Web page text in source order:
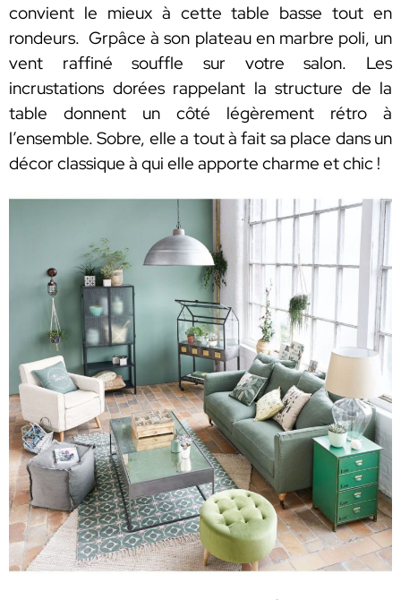
convient le mieux à cette table basse tout en
rondeurs. Grpâce à son plateau en marbre poli, un
vent raffiné souffle sur votre salon. Les
incrustations dorées rappelant la structure de la
table donnent un côté légèrement rétro à
l’ensemble. Sobre, elle a tout à fait sa place dans un
décor classique à qui elle apporte charme et chic !